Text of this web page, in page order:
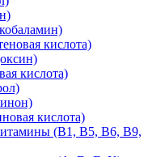
кислота)
кислота)
кислота)
(B1, B5, B6, В9,